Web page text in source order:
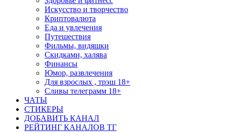
Искусство и творчество
Криптовалюта
Еда и увлечения
Путешествия
Фильмы, видяшки
Скидками, халява
Финансы
Юмор, развлечения
Для взрослых , трэш 18+
Сливы телеграмм 18+
ЧАТЫ
СТИКЕРЫ
ДОБАВИТЬ КАНАЛ
РЕЙТИНГ КАНАЛОВ ТГ